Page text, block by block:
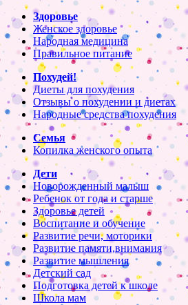
Здоровье
Женское здоровье
Народная медицина
Правильное питание
Похудей!
Диеты для похудения
Отзывы о похудении и диетах
Народные средства похудения
Семья
Копилка женского опыта
Дети
Новорожденный малыш
Ребенок от года и старше
Здоровье детей
Воспитание и обучение
Развитие речи, моторики
Развитие памяти,внимания
Развитие мышления
Детский сад
Подготовка детей к школе
Школа мам